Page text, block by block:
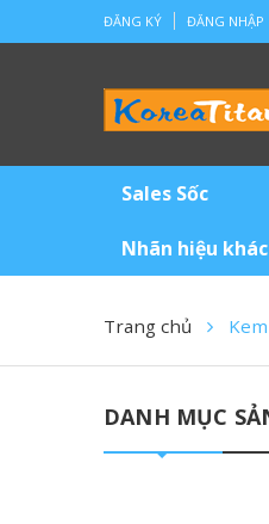
ĐĂNG KÝ ĐĂNG NHẬP
Sales Sốc
Nhãn hiệu khác
Trang chủ
DANH MỤC